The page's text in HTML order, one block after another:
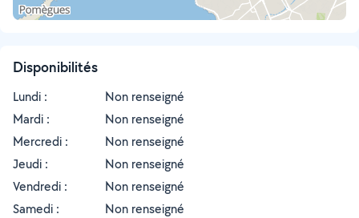
Disponibilités
Lundi :
Non renseigné
Mardi :
Non renseigné
Mercredi :
Non renseigné
Jeudi :
Non renseigné
Vendredi :
Non renseigné
Samedi :
Non renseigné